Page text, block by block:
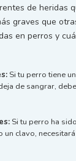
de heridas
graves que
en perros y
Si tu perro tiene
de sangrar,
Si tu perro ha
un clavo,